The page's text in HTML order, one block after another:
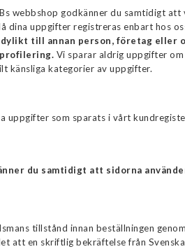
webbshop godkänner du samtidigt
dina uppgifter registreras enbart hos
dylikt till annan person, företag
Vi sparar aldrig uppgifter
känsliga kategorier av uppgifter.
uppgifter som sparats i vårt
du samtidigt att sidorna
tillstånd innan beställningen
att en skriftlig bekräftelse från